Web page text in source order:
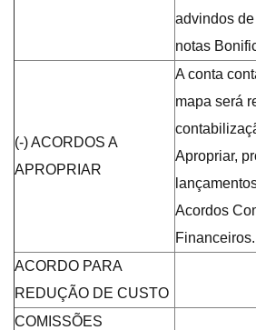
advindos
notas
(-) ACORDOS A
APROPRIAR
A conta
mapa será
Apropriar,
Acordos
Financeiros.
ACORDO PARA
REDUÇÃO DE CUSTO
COMISSÕES